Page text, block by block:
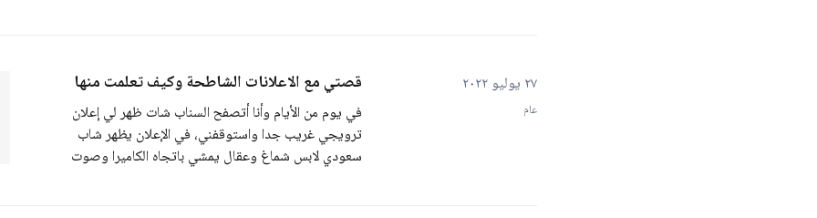
٢٧ يوليو ٢٠٢٢
عام
قصتي مع الاعلانات الشاطحة وكيف تعلمت منها
في يوم من الأيام وأنا أتصفح السناب شات ظهر لي إعلان
ترويجي غريب جدا واستوقفني، في الإعلان يظهر شاب
سعودي لابس شماغ وعقال يمشي باتجاه الكاميرا وصوت